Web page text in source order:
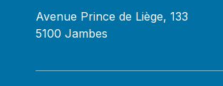
Avenue Prince de Liège, 133
5100 Jambes